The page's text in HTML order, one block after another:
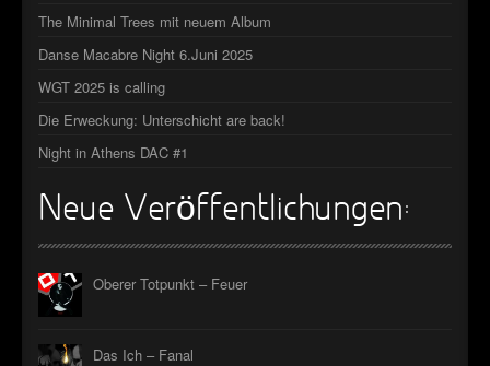
The Minimal Trees mit neuem Album
Danse Macabre Night 6.Juni 2025
WGT 2025 is calling
Die Erweckung: Unterschicht are back!
Night in Athens DAC #1
Neue Veröffentlichungen:
Oberer Totpunkt – Feuer
Das Ich – Fanal